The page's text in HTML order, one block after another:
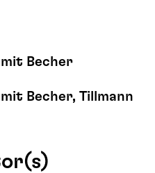
Becher
Becher, Tillmann